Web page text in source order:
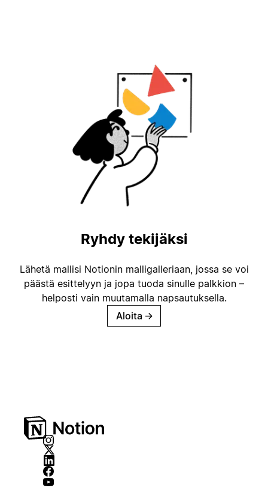
Ryhdy tekijäksi
Lähetä mallisi Notionin malligalleriaan, jossa se voi
päästä esittelyyn ja jopa tuoda sinulle palkkion –
helposti vain muutamalla napsautuksella.
Aloita →